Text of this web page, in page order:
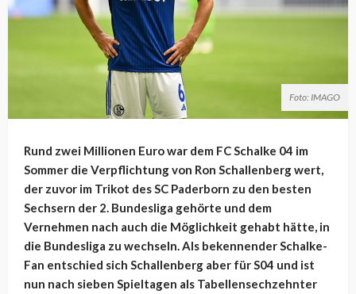
Foto: IMAGO
Rund zwei Millionen Euro war dem FC Schalke 04 im
Sommer die Verpflichtung von Ron Schallenberg wert,
der zuvor im Trikot des SC Paderborn zu den besten
Sechsern der 2. Bundesliga gehörte und dem
Vernehmen nach auch die Möglichkeit gehabt hätte, in
die Bundesliga zu wechseln. Als bekennender Schalke-
Fan entschied sich Schallenberg aber für S04 und ist
nun nach sieben Spieltagen als Tabellensechzehnter